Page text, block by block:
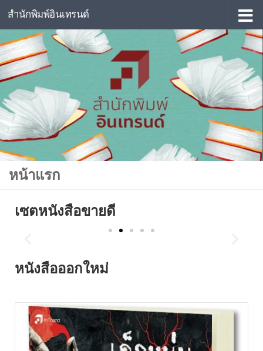
Skip to content
สำนักพิมพ์อินเทรนด์
หน้าแรก
เซตหนังสือขายดี
หนังสือออกใหม่